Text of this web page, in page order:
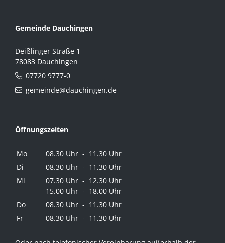
Gemeinde Dauchingen
Deißlinger Straße 1
78083 Dauchingen
07720 9777-0
gemeinde@dauchingen.de
Öffnungszeiten
Mo
08.30 Uhr - 11.30 Uhr
Di
08.30 Uhr - 11.30 Uhr
Mi
07.30 Uhr - 12.30 Uhr
15.00 Uhr - 18.00 Uhr
Do
08.30 Uhr - 11.30 Uhr
Fr
08.30 Uhr - 11.30 Uhr